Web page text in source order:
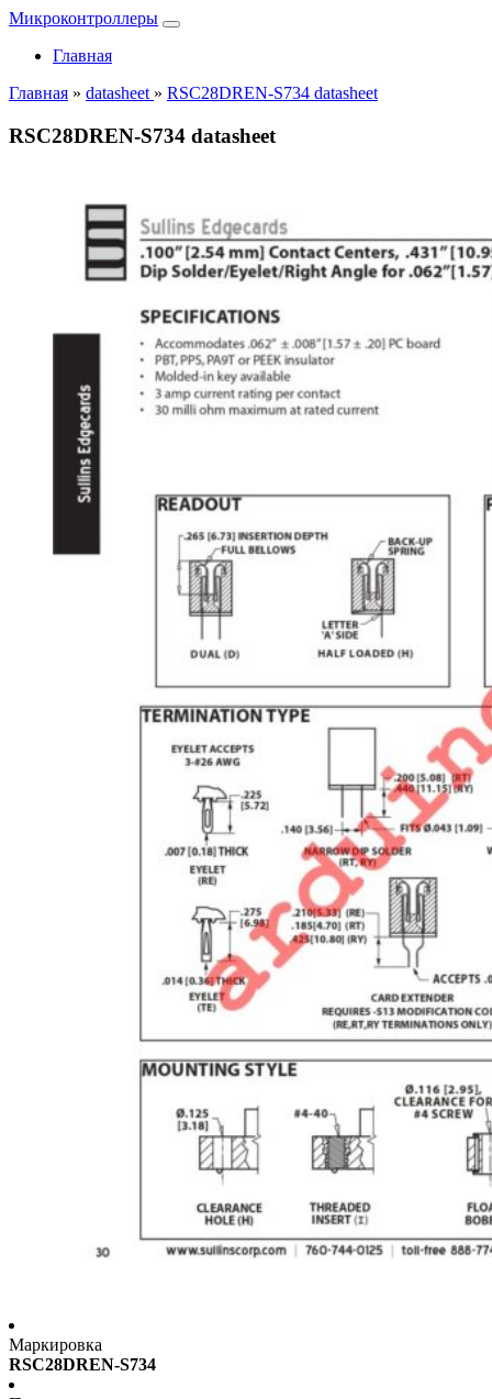
Микроконтроллеры
Главная
Главная » datasheet » RSC28DREN-S734 datasheet
RSC28DREN-S734 datasheet
Маркировка
RSC28DREN-S734